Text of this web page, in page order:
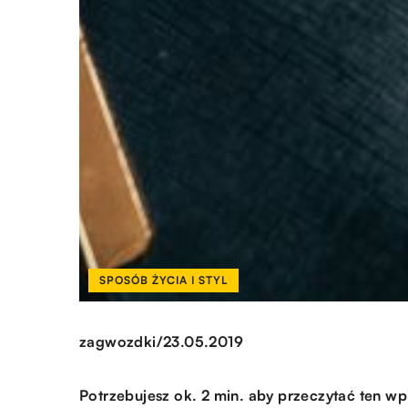
SPOSÓB ŻYCIA I STYL
zagwozdki/23.05.2019
Potrzebujesz ok. 2 min. aby przeczytać ten